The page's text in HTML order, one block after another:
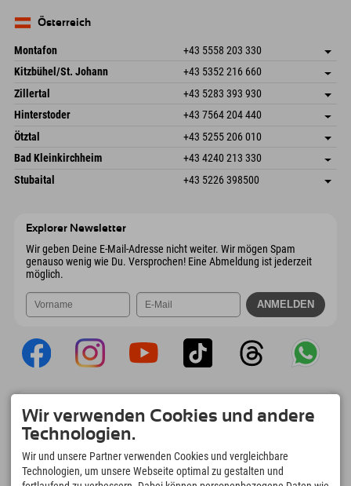
Deutschland
Österreich
Montafon +43 5558 203 330
Dorfstr. 127b
6793 Gaschurn/Montafon
Österreich
Adresse speichern
Buchen
Kitzbühel/St. Johann +43 5352 216 660
Speckbacherstraße 87
6380 St. Johann in Tirol
Österreich
Adresse speichern
Anreiseinfos
Buchen
Zillertal +43 5283 393 930
Schmiedau 2
Österreich
Adresse speichern
Buchen
Hinterstoder +43 7564 204 440
Freizeitpark 10
4573 Hinterstoder
Österreich
Adresse speichern
Anreiseinfos
Buchen
Ötztal +43 5255 206 010
Gscheat 14
Österreich
Adresse speichern
Buchen
Bad Kleinkirchheim +43 4240 213 330
Dorfstraße 24
9546 Bad Kleinkirchheim
Adresse speichern
Anreiseinfos
Stubaital +43 5226 398500
Explorer Newsletter
Wir geben Deine E-Mail-Adresse nicht weiter. Wir mögen Spam
genauso wenig wie Du. Versprochen! Eine Abmeldung ist jederzeit
möglich.
Upload Deiner #ExplorerMoments, Mein
Explorer To Go mit Buchungsübersicht,
Bucketlist, Restaurantübersicht uvm. Jetzt
downloaden!
Wir verwenden Cookies und andere
Technologien.
Wir und unsere Partner verwenden Cookies und vergleichbare
Technologien, um unsere Webseite optimal zu gestalten und